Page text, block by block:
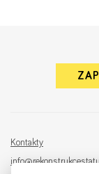
Kontakty